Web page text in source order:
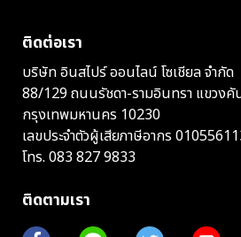
ติดต่อเรา
บริษัท อินสไปร์ ออนไลน์ โซเชียล จำกัด
88/129 ถนนรัชดา-รามอินทรา แขวงคั
กรุงเทพมหานคร 10230
เลขประจำตัวผู้เสียภาษีอากร
โทร. 083 827 9833
ติดตามเรา